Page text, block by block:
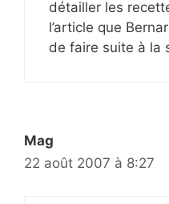
détailler les
l’article que
de faire suite à la
Mag
22 août 2007 à 8:27